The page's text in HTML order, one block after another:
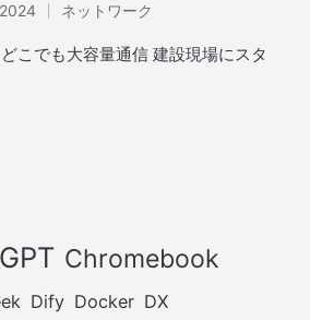
Posted
in
ネットワーク
こでも大容量通信 建設現場にスタ
Chromebook
Dify Docker DX